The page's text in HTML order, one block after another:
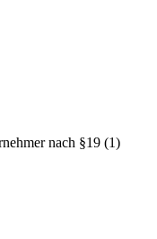
nach §19 (1)